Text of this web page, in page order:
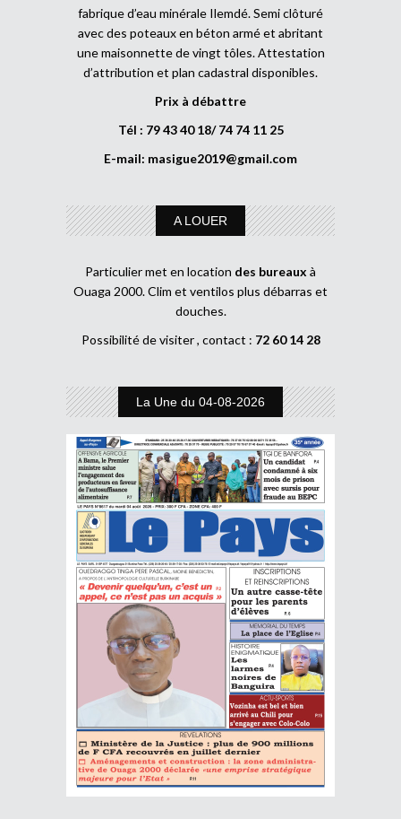
fabrique d’eau minérale Ilemdé. Semi clôturé
avec des poteaux en béton armé et abritant
une maisonnette de vingt tôles. Attestation
d’attribution et plan cadastral disponibles.
Prix à débattre
Tél : 79 43 40 18/ 74 74 11 25
E-mail: masigue2019@gmail.com
A LOUER
Particulier met en location des bureaux à
Ouaga 2000. Clim et ventilos plus débarras et
douches.
Possibilité de visiter , contact : 72 60 14 28
La Une du 04-08-2026